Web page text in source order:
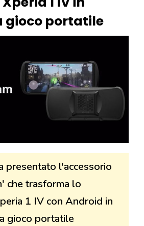
gioco portatile
presentato l'accessorio
che trasforma lo
1 IV con Android in
gioco portatile